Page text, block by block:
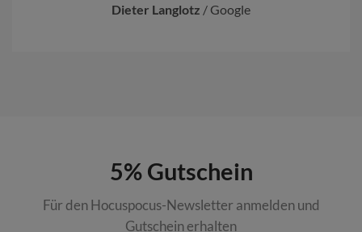
Dieter Langlotz / Google
5% Gutschein
Für den Hocuspocus-Newsletter anmelden und
Gutschein erhalten